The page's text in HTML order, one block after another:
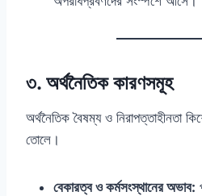
৩. অর্থনৈতিক কারণসমূহ
অর্থনৈতিক বৈষম্য ও নিরাপত্তাহীনতা
তোলে।
বেকারত্ব ও কর্মসংস্থানের অভাব: